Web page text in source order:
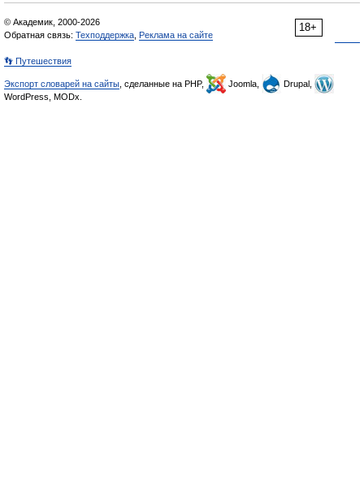
18+
© Академик, 2000-2026
Обратная связь: Техподдержка Реклама на сайте
👣 Путешествия
Экспорт словарей на сайты , сделанные на PHP, Joomla,
Drupal,
WordPress, MODx.